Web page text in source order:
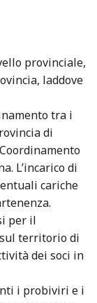
provinciale,
laddove
tra i
di
L’incarico di
cariche
per il
sul territorio di
dei soci in
i probiviri e i